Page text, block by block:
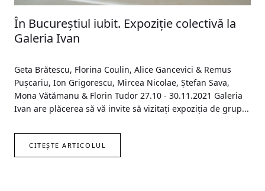
În Bucureștiul iubit. Expoziție colectivă la
Galeria Ivan
Geta Brătescu, Florina Coulin, Alice Gancevici & Remus
Pușcariu, Ion Grigorescu, Mircea Nicolae, Ștefan Sava,
Mona Vătămanu & Florin Tudor 27.10 - 30.11.2021 Galeria
Ivan are plăcerea să vă invite să vizitați expoziția de grup...
CITEȘTE ARTICOLUL